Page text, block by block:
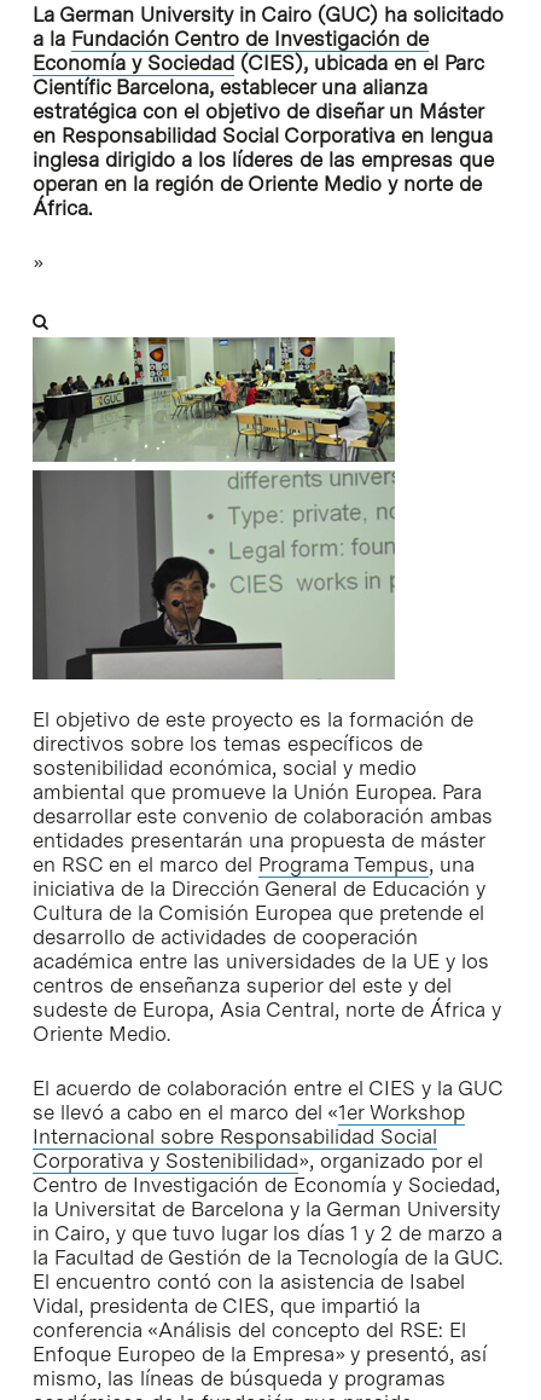
La German University in Cairo (GUC) ha solicitado
a la Fundación Centro de Investigación de
Economía y Sociedad(CIES), ubicada en el Parc
Científic Barcelona, establecer una alianza
estratégica con el objetivo de diseñar un Máster
en Responsabilidad Social Corporativa en lengua
inglesa dirigido a los líderes de las empresas que
operan en la región de Oriente Medio y norte de
África.
»
El objetivo de este proyecto es la formación de
directivos sobre los temas específicos de
sostenibilidad económica, social y medio
ambiental que promueve la Unión Europea. Para
desarrollar este convenio de colaboración ambas
entidades presentarán una propuesta de máster
en RSC en el marco del Programa Tempus, una
iniciativa de la Dirección General de Educación y
Cultura de la Comisión Europea que pretende el
desarrollo de actividades de cooperación
académica entre las universidades de la UE y los
centros de enseñanza superior del este y del
sudeste de Europa, Asia Central, norte de África y
Oriente Medio.
El acuerdo de colaboración entre el CIES y la GUC
se llevó a cabo en el marco del «1er Workshop
Internacional sobre Responsabilidad Social
Corporativa y Sostenibilidad», organizado por el
Centro de Investigación de Economía y Sociedad,
la Universitat de Barcelona y la German University
in Cairo, y que tuvo lugar los días 1 y 2 de marzo a
la Facultad de Gestión de la Tecnología de la GUC.
El encuentro contó con la asistencia de Isabel
Vidal, presidenta de CIES, que impartió la
conferencia «Análisis del concepto del RSE: El
Enfoque Europeo de la Empresa» y presentó, así
mismo, las líneas de búsqueda y programas